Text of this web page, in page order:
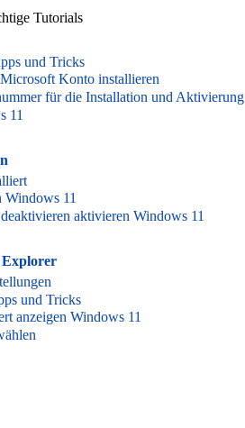
Tutorials
und Tricks
Konto installieren
für die Installation und Aktivierung
11
Windows 11
aktivieren Windows 11
Explorer
und Tricks
anzeigen Windows 11